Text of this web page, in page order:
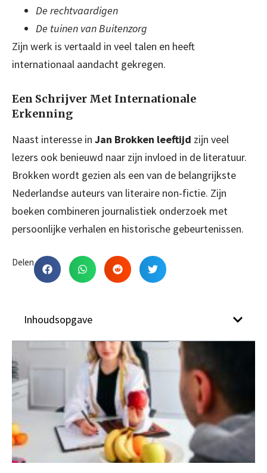
De rechtvaardigen
De tuinen van Buitenzorg
Zijn werk is vertaald in veel talen en heeft
internationaal aandacht gekregen.
Een Schrijver Met Internationale
Erkenning
Naast interesse in Jan Brokken leeftijd zijn veel
lezers ook benieuwd naar zijn invloed in de literatuur.
Brokken wordt gezien als een van de belangrijkste
Nederlandse auteurs van literaire non-fictie. Zijn
boeken combineren journalistiek onderzoek met
persoonlijke verhalen en historische gebeurtenissen.
Delen
Inhoudsopgave